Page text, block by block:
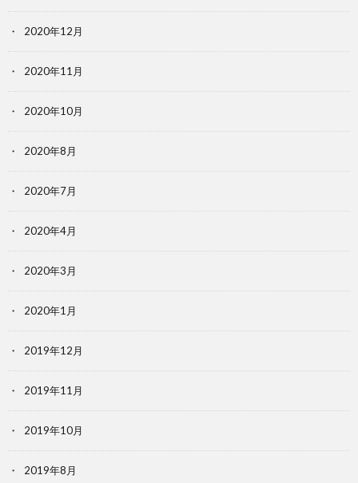
2020年12月
2020年11月
2020年10月
2020年8月
2020年7月
2020年4月
2020年3月
2020年1月
2019年12月
2019年11月
2019年10月
2019年8月